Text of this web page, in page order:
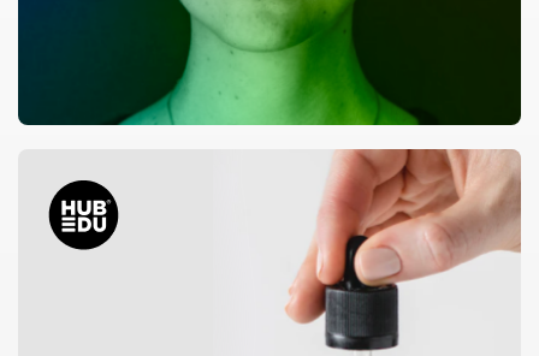
CZYTAJ CAŁOŚĆ